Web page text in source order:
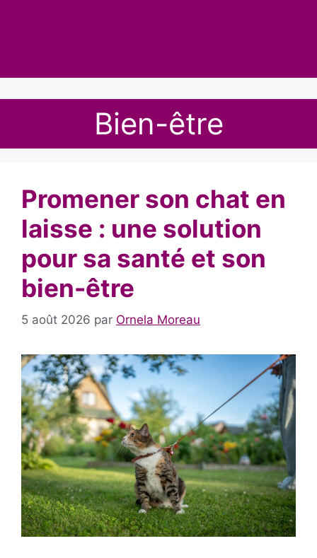
Bien-être
Promener son chat en
laisse : une solution
pour sa santé et son
bien-être
5 août 2026 par Ornela Moreau